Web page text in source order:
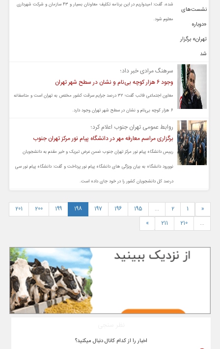
شده، گفت: ‌امیدواریم در این برنامه تکلیف معاونان بسیار و ۴۳ سازمان و شرکت شهرداری
معلوم شود.
سرهنگ مرادی خبر داد؛
وجود ۶ هزار کوچه بی‌نام و نشان در سطح شهر تهران
معاون اجتماعی فاتب گفت؛ ۳۲ درصد جرایم سرقت کشور مختص به تهران است و متاسفانه
۶ هزار کوچه بی‌نام و نشان در سطح شهر تهران وجود دارد.
روابط عمومی تهران جنوب اعلام کرد؛
برگزاری مراسم معارفه مهر در دانشگاه پیام نور مرکز تهران جنوب
رییس دانشگاه پیام نور مرکز تهران جنوب ضمن عرض تبریک و خیر مقدم به دانشجویان
نوورود دانشگاه به بیان ویژگی های دانشگاه پیام نور پرداخت و گفت: دانشگاه پیام نور سی
درصد کل دانشجویان کشور را در خود جای داده است.
«
1
2
...
195
196
197
198
199
200
201
...
210
211
»
اخبار را از کدام کانال دنبال میکنید؟